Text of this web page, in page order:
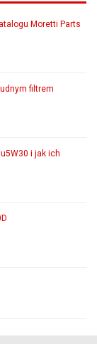
Moretti Parts
filtrem
i jak ich